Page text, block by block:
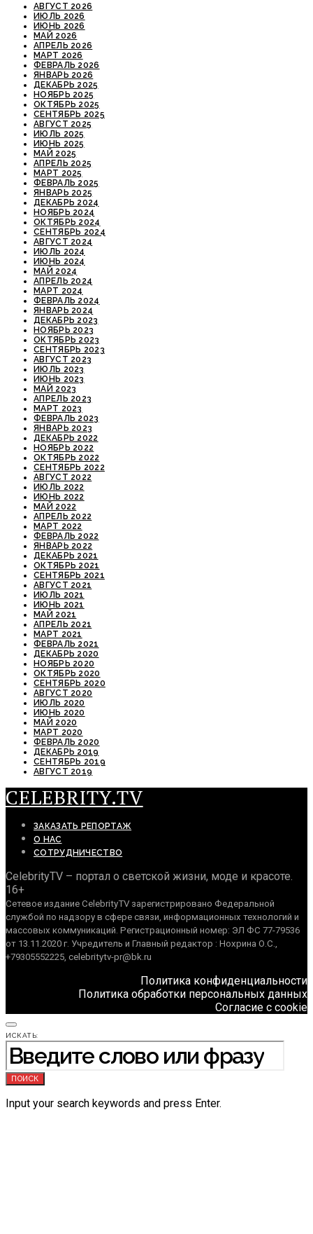
АВГУСТ 2026
ИЮЛЬ 2026
ИЮНЬ 2026
МАЙ 2026
АПРЕЛЬ 2026
МАРТ 2026
ФЕВРАЛЬ 2026
ЯНВАРЬ 2026
ДЕКАБРЬ 2025
НОЯБРЬ 2025
ОКТЯБРЬ 2025
СЕНТЯБРЬ 2025
АВГУСТ 2025
ИЮЛЬ 2025
ИЮНЬ 2025
МАЙ 2025
АПРЕЛЬ 2025
МАРТ 2025
ФЕВРАЛЬ 2025
ЯНВАРЬ 2025
ДЕКАБРЬ 2024
НОЯБРЬ 2024
ОКТЯБРЬ 2024
СЕНТЯБРЬ 2024
АВГУСТ 2024
ИЮЛЬ 2024
ИЮНЬ 2024
МАЙ 2024
АПРЕЛЬ 2024
МАРТ 2024
ФЕВРАЛЬ 2024
ЯНВАРЬ 2024
ДЕКАБРЬ 2023
НОЯБРЬ 2023
ОКТЯБРЬ 2023
СЕНТЯБРЬ 2023
АВГУСТ 2023
ИЮЛЬ 2023
ИЮНЬ 2023
МАЙ 2023
АПРЕЛЬ 2023
МАРТ 2023
ФЕВРАЛЬ 2023
ЯНВАРЬ 2023
ДЕКАБРЬ 2022
НОЯБРЬ 2022
ОКТЯБРЬ 2022
СЕНТЯБРЬ 2022
АВГУСТ 2022
ИЮЛЬ 2022
ИЮНЬ 2022
МАЙ 2022
АПРЕЛЬ 2022
МАРТ 2022
ФЕВРАЛЬ 2022
ЯНВАРЬ 2022
ДЕКАБРЬ 2021
ОКТЯБРЬ 2021
СЕНТЯБРЬ 2021
АВГУСТ 2021
ИЮЛЬ 2021
ИЮНЬ 2021
МАЙ 2021
АПРЕЛЬ 2021
МАРТ 2021
ФЕВРАЛЬ 2021
ДЕКАБРЬ 2020
НОЯБРЬ 2020
ОКТЯБРЬ 2020
СЕНТЯБРЬ 2020
АВГУСТ 2020
ИЮЛЬ 2020
ИЮНЬ 2020
МАЙ 2020
МАРТ 2020
ФЕВРАЛЬ 2020
ДЕКАБРЬ 2019
СЕНТЯБРЬ 2019
АВГУСТ 2019
CELEBRITY.TV
ЗАКАЗАТЬ РЕПОРТАЖ
О НАС
СОТРУДНИЧЕСТВО
CelebrityTV – портал о светской жизни, моде и красоте.
16+
Сетевое издание CelebrityTV зарегистрировано Федеральной
службой по надзору в сфере связи, информационных технологий и
массовых коммуникаций. Регистрационный номер: ЭЛ ФС 77-79536
от 13.11.2020 г. Учредитель и Главный редактор : Нохрина О.С.,
+79305552225, celebritytv-pr@bk.ru
Политика конфиденциальности
Политика обработки персональных данных
Согласие с cookie
ИСКАТЬ:
ПОИСК
Input your search keywords and press Enter.